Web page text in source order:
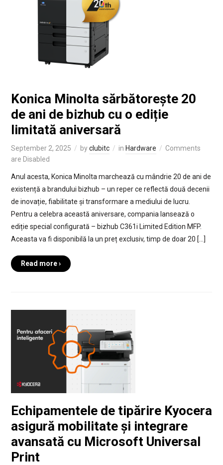
Konica Minolta sărbătorește 20
de ani de bizhub cu o ediție
limitată aniversară
September 2, 2025 byclubitc in Hardware
Comments
are Disabled
Anul acesta, Konica Minolta marchează cu mândrie 20 de ani de
existență a brandului bizhub – un reper ce reflectă două decenii
de inovație, fiabilitate și transformare a mediului de lucru.
Pentru a celebra această aniversare, compania lansează o
ediție special configurată – bizhub C361i Limited Edition MFP.
Aceasta va fi disponibilă la un preț exclusiv, timp de doar 20 […]
Read more ›
Echipamentele de tipărire Kyocera
asigură mobilitate și integrare
avansată cu Microsoft Universal
Print